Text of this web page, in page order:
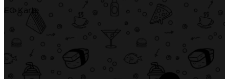
EC-Karte